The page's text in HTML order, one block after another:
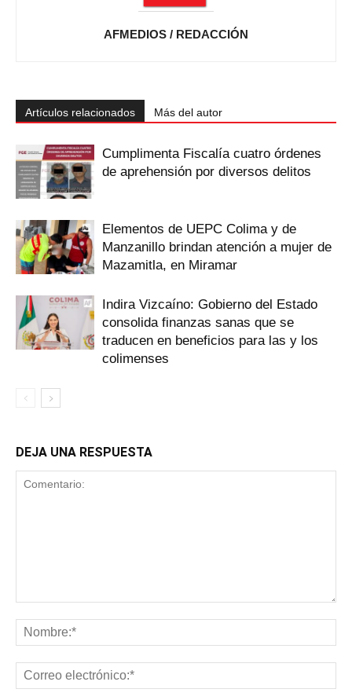
AFMEDIOS / REDACCIÓN
Artículos relacionados Más del autor
Cumplimenta Fiscalía cuatro órdenes
de aprehensión por diversos delitos
Elementos de UEPC Colima y de
Manzanillo brindan atención a mujer de
Mazamitla, en Miramar
Indira Vizcaíno: Gobierno del Estado
consolida finanzas sanas que se
traducen en beneficios para las y los
colimenses
DEJA UNA RESPUESTA